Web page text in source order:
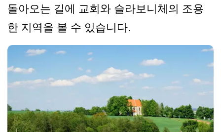
돌아오는 길에 교회와 슬라보니체의 조용
한 지역을 볼 수 있습니다.